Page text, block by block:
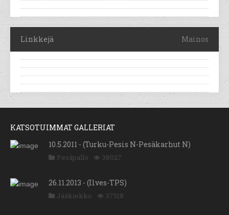
Linkkejä Mainos
KATSOTUIMMAT GALLERIAT
10.5.2011 - (Turku-Pesis N-Pesäkarhut N)
Pesäpallo 38027
26.11.2013 - (Ilves-TPS)
Jääkiekko 37518